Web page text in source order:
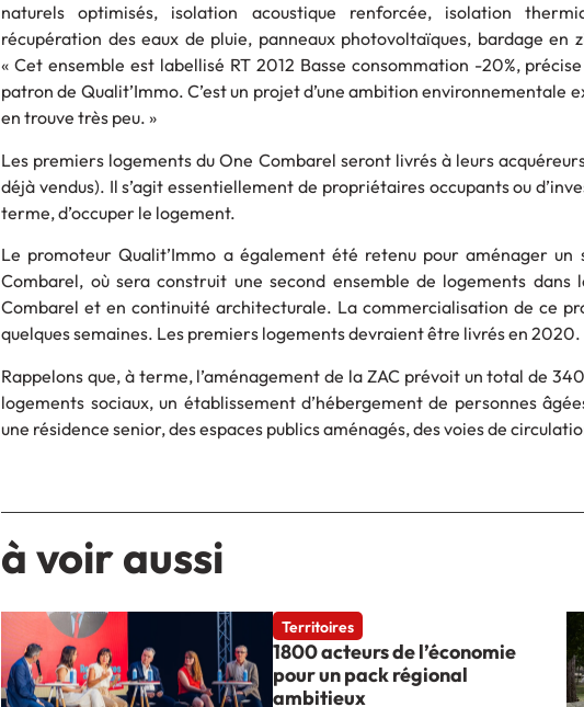
naturels optimisés, isolation acoustique renforcée, isolation
récupération des eaux de pluie, panneaux photovoltaïques, bardage en
« Cet ensemble est labellisé RT 2012 Basse consommation -20%,
patron de Qualit’Immo. C’est un projet d’une ambition environnementale
en trouve très peu. »
Les premiers logements du One Combarel seront livrés à leurs
déjà vendus). Il s’agit essentiellement de propriétaires occupants ou
terme, d’occuper le logement.
Le promoteur Qualit’Immo a également été retenu pour aménager un
Combarel, où sera construit une second ensemble de logements dans
Combarel et en continuité architecturale. La commercialisation de ce
quelques semaines. Les premiers logements devraient être livrés en 2020.
Rappelons que, à terme, l’aménagement de la ZAC prévoit un total de
logements sociaux, un établissement d’hébergement de personnes
une résidence senior, des espaces publics aménagés, des voies de
à voir aussi
Territoires
1800 acteurs de l’économie
pour un pack régional
ambitieux